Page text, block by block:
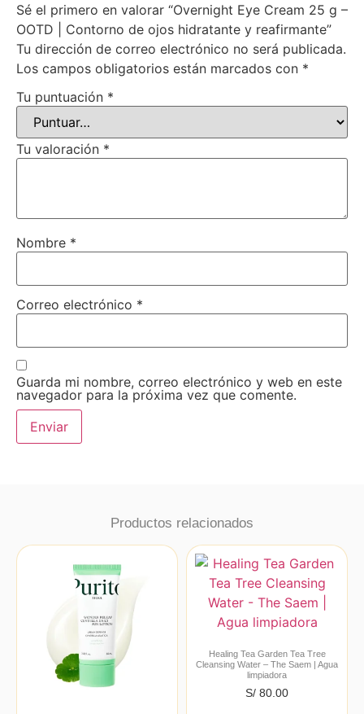
Sé el primero en valorar “Overnight Eye Cream 25 g –
OOTD | Contorno de ojos hidratante y reafirmante”
Tu dirección de correo electrónico no será publicada.
Los campos obligatorios están marcados con *
Tu puntuación *
Tu valoración *
Nombre *
Correo electrónico *
Guarda mi nombre, correo electrónico y web en este
navegador para la próxima vez que comente.
Productos relacionados
Healing Tea Garden Tea Tree
Cleansing Water – The Saem | Agua
limpiadora
S/ 80.00